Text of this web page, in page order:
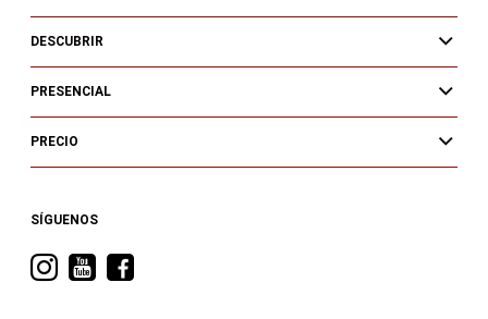
DESCUBRIR
PRESENCIAL
PRECIO
SÍGUENOS
Visita
VisitaVisita